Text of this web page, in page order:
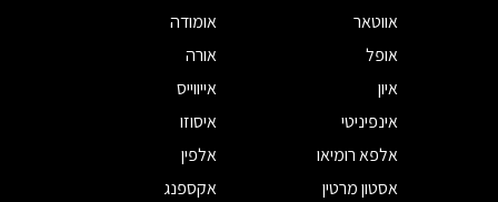
אווטאר
אומודה
אופל
אורה
איון
אייווייס
אינפיניטי
איסוזו
אלפא רומיאו
אלפין
אסטון מרטין
אקספנג